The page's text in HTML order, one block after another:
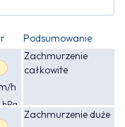
Podsumowanie
h
hPa
Zachmurzenie
całkowite
Zachmurzenie duże